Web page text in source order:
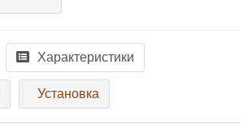
Характеристики
Установка